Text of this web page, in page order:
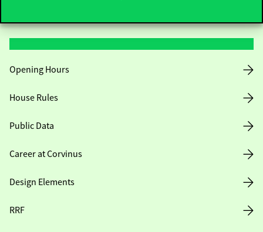
Useful information
Opening Hours
House Rules
Public Data
Career at Corvinus
Design Elements
RRF